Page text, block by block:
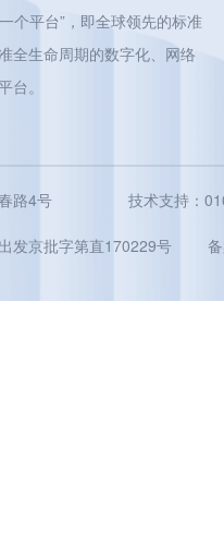
个平台”，即全球领先的标准
全生命周期的数字化、网络
台。
路4号 技术支持：
发京批字第直170229号